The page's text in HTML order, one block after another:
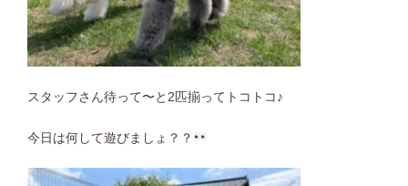
スタッフさん待って〜と2匹揃ってトコトコ♪
今日は何して遊びましょ？？